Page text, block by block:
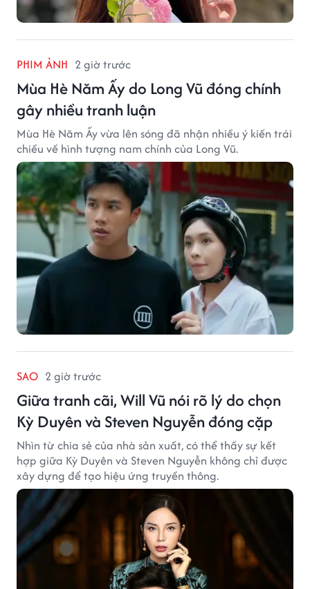
PHIM ẢNH 2 giờ trước
Mùa Hè Năm Ấy do Long Vũ đóng chính
gây nhiều tranh luận
Mùa Hè Năm Ấy vừa lên sóng đã nhận nhiều ý kiến trái
chiều về hình tượng nam chính của Long Vũ.
SAO 2 giờ trước
Giữa tranh cãi, Will Vũ nói rõ lý do chọn
Kỳ Duyên và Steven Nguyễn đóng cặp
Nhìn từ chia sẻ của nhà sản xuất, có thể thấy sự kết
hợp giữa Kỳ Duyên và Steven Nguyễn không chỉ được
xây dựng để tạo hiệu ứng truyền thông.